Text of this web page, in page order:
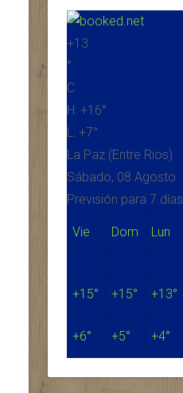
+13
°
C
H: +16°
L: +7°
La Paz (Entre Rios)
Sábado, 08 Agosto
Previsión para 7 días
Vie Dom Lun
+15° +15° +13°
+6° +5° +4°